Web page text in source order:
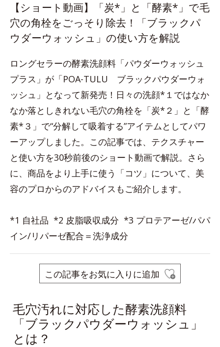
【ショート動画】「炭*」と「酵素*」で毛
穴の角栓をごっそり除去！「ブラックパ
ウダーウォッシュ」の使い方を解説
ロングセラーの酵素洗顔料「パウダーウォッシュ
プラス」が「POA-TULU ブラックパウダーウォ
ッシュ」となって新発売！日々の洗顔*１ではなか
なか落としきれない毛穴の角栓を「炭*２」と「酵
素*３」で“分解して吸着する”アイテムとしてパワ
ーアップしました。この記事では、テクスチャー
と使い方を30秒前後のショート動画で解説。さら
に、商品をより上手に使う「コツ」について、美
容のプロからのアドバイスもご紹介します。
*1 自社品 *2 皮脂吸収成分 *3 プロテアーゼ/パパ
イン/リパーゼ配合＝洗浄成分
この記事をお気に入りに追加
毛穴汚れに対応した酵素洗顔料
「ブラックパウダーウォッシュ」
とは？